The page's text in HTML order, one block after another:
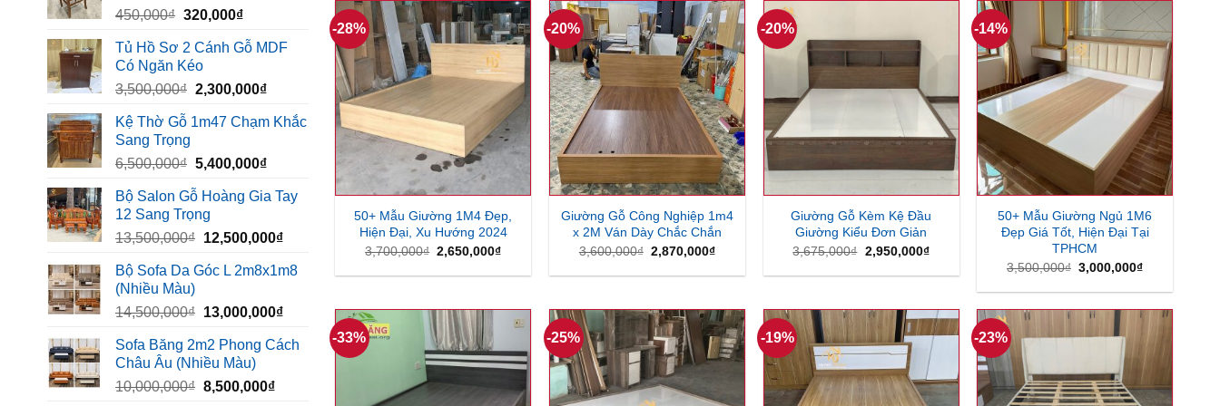
1,260,000₫.
450,000₫ Giá
là:
450,000₫.
320,000₫Giá
tại
320,000₫.
Tủ Hồ Sơ 2 Cánh Gỗ MDF
Có Ngăn Kéo
3,500,000₫ Giá
là:
2,300,000₫Giá
tại
2,300,000₫.
Kệ Thờ Gỗ 1m47 Chạm Khắc
Sang Trọng
6,500,000₫ Giá
là:
6,500,000₫.
5,400,000₫Giá
tại
5,400,000₫.
Bộ Salon Gỗ Hoàng Gia Tay
12 Sang Trọng
13,500,000₫ Giá
là:
12,500,000₫Giá
tại
12,500,000₫.
Bộ Sofa Da Góc L 2m8x1m8
(Nhiều Màu)
14,500,000₫ Giá
là:
14,500,000₫.
13,000,000₫Giá
tại
Sofa Băng 2m2 Phong Cách
Châu Âu (Nhiều Màu)
10,000,000₫ Giá
8,500,000₫Giá
2,400,000₫.
2,450,000₫.
2,550,000₫.
2,550,000₫.
-28%
50+ Mẫu Giường 1M4 Đẹp,
Hiện Đại, Xu Hướng 2024
3,700,000₫ Giá
gốc
là:
2,650,000₫Giá
tại
-20%
Giường Gỗ Công Nghiệp 1m4
x 2M Ván Dày Chắc Chắn
3,600,000₫ Giá
gốc
là:
2,870,000₫Giá
tại
-20%
Giường Gỗ Kèm Kệ Đầu
Giường Kiểu Đơn Giản
3,675,000₫ Giá
gốc
là:
2,950,000₫Giá
tại
-14%
50+ Mẫu Giường Ngủ 1M6
Đẹp Giá Tốt, Hiện Đại Tại
TPHCM
3,500,000₫ Giá
gốc
là:
3,000,000₫Giá
tại
3,000,000₫.
-33% -25% -19% -23%